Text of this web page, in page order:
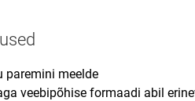
paremini meelde
veebipõhise formaadi abil